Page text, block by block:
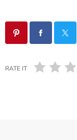
RATE IT